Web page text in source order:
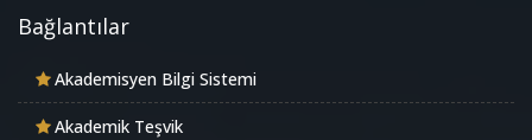
Bağlantılar
Akademisyen Bilgi Sistemi
Akademik Teşvik